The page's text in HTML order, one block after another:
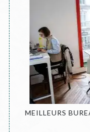
MEILLEURS